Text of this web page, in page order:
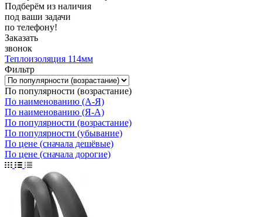
Подберём из наличия
под ваши задачи
по телефону!
Заказать
звонок
Теплоизоляция 114мм
Фильтр
По популярности (возрастание)
По наименованию (А-Я)
По наименованию (Я-А)
По популярности (возрастание)
По популярности (убывание)
По цене (сначала дешёвые)
По цене (сначала дорогие)